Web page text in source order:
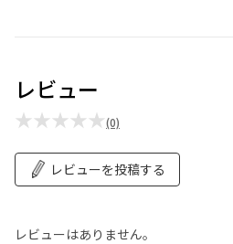
レビュー
★★★★★(0)
レビューを投稿する
レビューはありません。